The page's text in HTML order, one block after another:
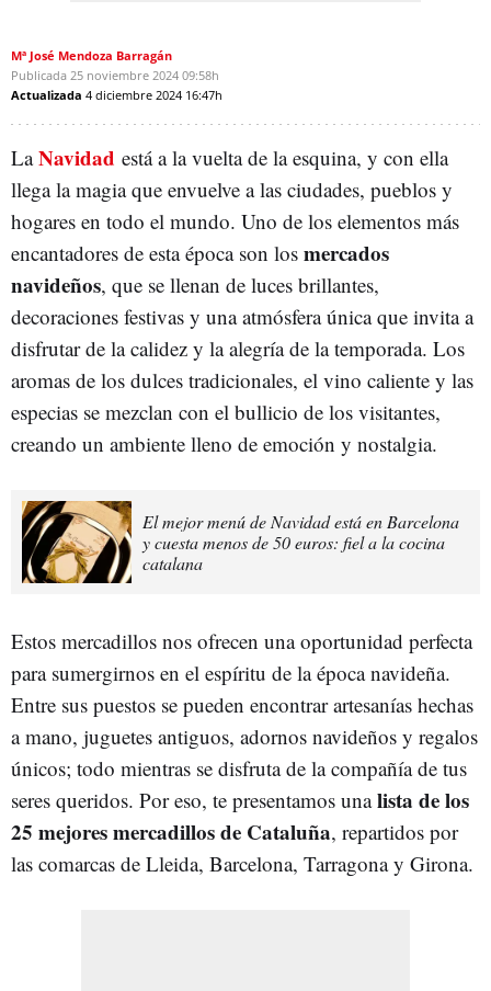
Mª José Mendoza Barragán
Publicada 25 noviembre 2024 09:58h
Actualizada 4 diciembre 2024 16:47h
LaNavidad está a la vuelta de la esquina, y con ella
llega la magia que envuelve a las ciudades, pueblos y
hogares en todo el mundo. Uno de los elementos más
encantadores de esta época son los mercados
navideños, que se llenan de luces brillantes,
decoraciones festivas y una atmósfera única que invita a
disfrutar de la calidez y la alegría de la temporada. Los
aromas de los dulces tradicionales, el vino caliente y las
especias se mezclan con el bullicio de los visitantes,
creando un ambiente lleno de emoción y nostalgia.
El mejor menú de Navidad está en Barcelona
y cuesta menos de 50 euros: fiel a la cocina
catalana
Estos mercadillos nos ofrecen una oportunidad perfecta
para sumergirnos en el espíritu de la época navideña.
Entre sus puestos se pueden encontrar artesanías hechas
a mano, juguetes antiguos, adornos navideños y regalos
únicos; todo mientras se disfruta de la compañía de tus
seres queridos. Por eso, te presentamos unalista de los
25 mejores mercadillos de Cataluña, repartidos por
las comarcas de Lleida, Barcelona, Tarragona y Girona.